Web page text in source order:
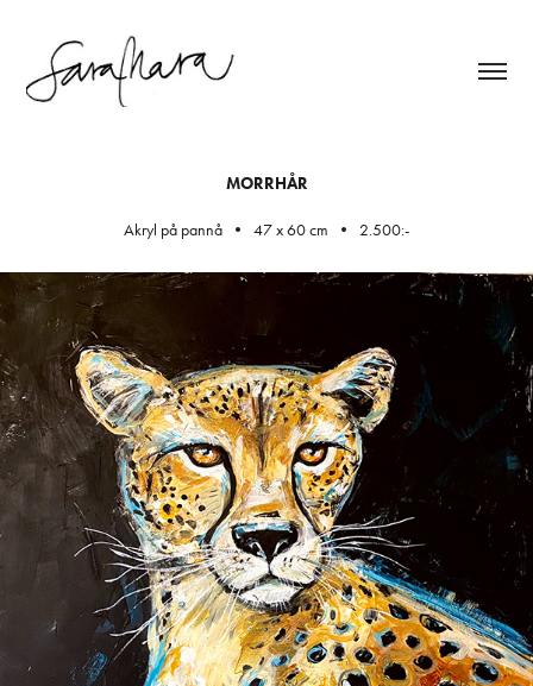
MORRHÅR
Akryl på pannå • 47 x 60 cm • 2.500:-